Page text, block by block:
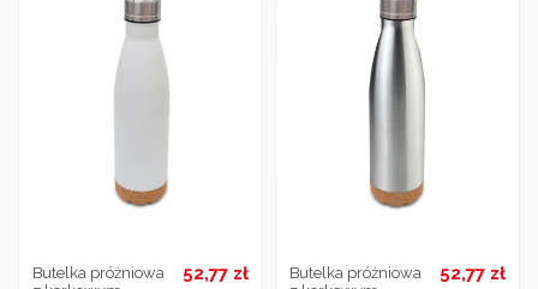
Butelka próżniowa
52,77 zł
Butelka próżniowa
52,77 zł